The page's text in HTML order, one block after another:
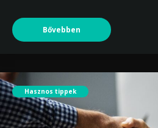
Bővebben
Hasznos tippek